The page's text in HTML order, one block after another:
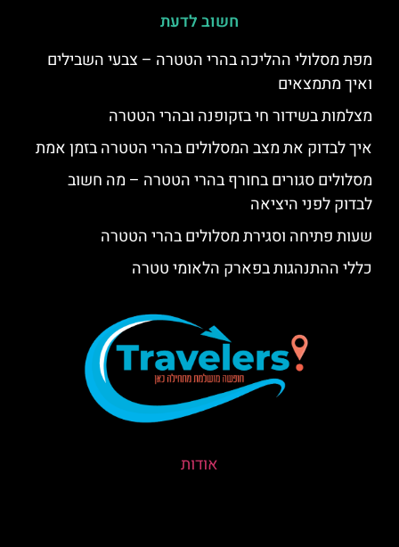
מפת מסלולי ההליכה בהרי הטטרה – צבעי השבילים
מצלמות בשידור חי בזקופנה ובהרי הטטרה
איך לבדוק את מצב המסלולים בהרי הטטרה בזמן אמת
מסלולים סגורים בחורף בהרי הטטרה – מה חשוב
לבדוק לפני היציאה
שעות פתיחה וסגירת מסלולים בהרי הטטרה
כללי ההתנהגות בפארק הלאומי טטרה
אודות